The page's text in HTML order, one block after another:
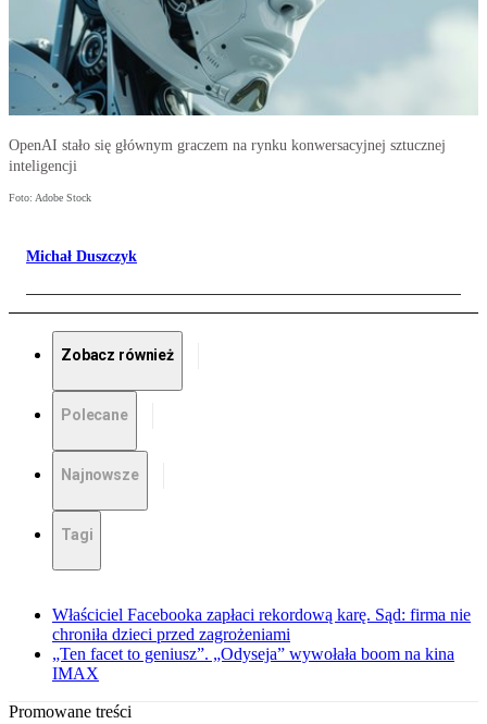
OpenAI stało się głównym graczem na rynku konwersacyjnej sztucznej
inteligencji
Foto: Adobe Stock
Michał Duszczyk
Zobacz również
Polecane
Najnowsze
Tagi
Właściciel Facebooka zapłaci rekordową karę. Sąd: firma nie
chroniła dzieci przed zagrożeniami
„Ten facet to geniusz”. „Odyseja” wywołała boom na kina
IMAX
Promowane treści